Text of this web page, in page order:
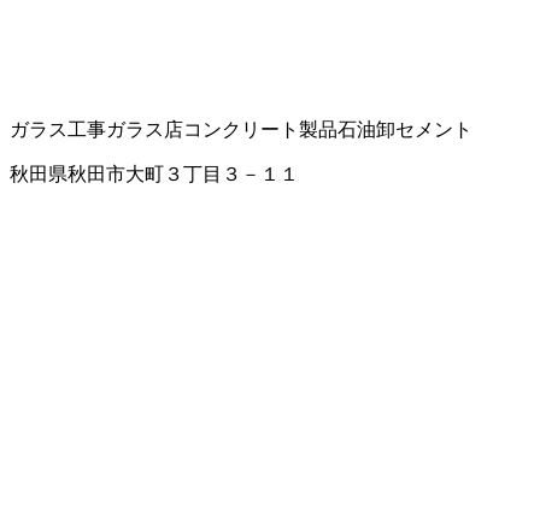
ガラス工事ガラス店コンクリート製品石油卸セメント
秋田県秋田市大町３丁目３－１１